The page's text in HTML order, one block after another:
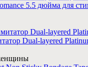
5.5 дюйма для
Dual-layered